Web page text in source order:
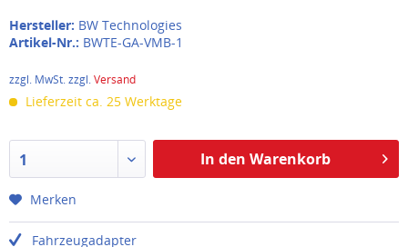
Hersteller: BW Technologies
Artikel-Nr.: BWTE-GA-VMB-1
zzgl. MwSt. zzgl.Versand
Lieferzeit ca. 25 Werktage
1 In den Warenkorb
Merken
Fahrzeugadapter